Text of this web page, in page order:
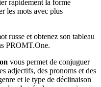
rapidement la forme
les mots avec plus
russe et obtenez son tableau
PROMT.One.
vous permet de conjuguer
adjectifs, des pronoms et des
et le type de déclinaison